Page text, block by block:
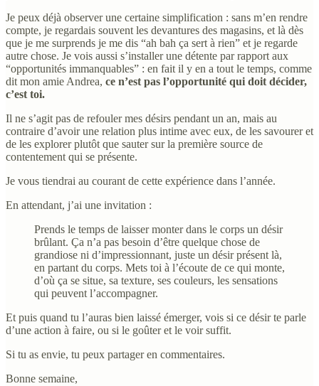
Je peux déjà observer une certaine simplification : sans m’en rendre
compte, je regardais souvent les devantures des magasins, et là dès
que je me surprends je me dis “ah bah ça sert à rien” et je regarde
autre chose. Je vois aussi s’installer une détente par rapport aux
“opportunités immanquables” : en fait il y en a tout le temps, comme
dit mon amie Andrea, ce n’est pas l’opportunité qui doit décider,
c’est toi.
Il ne s’agit pas de refouler mes désirs pendant un an, mais au
contraire d’avoir une relation plus intime avec eux, de les savourer et
de les explorer plutôt que sauter sur la première source de
contentement qui se présente.
Je vous tiendrai au courant de cette expérience dans l’année.
En attendant, j’ai une invitation :
Prends le temps de laisser monter dans le corps un désir
brûlant. Ça n’a pas besoin d’être quelque chose de
grandiose ni d’impressionnant, juste un désir présent là,
en partant du corps. Mets toi à l’écoute de ce qui monte,
d’où ça se situe, sa texture, ses couleurs, les sensations
qui peuvent l’accompagner.
Et puis quand tu l’auras bien laissé émerger, vois si ce désir te parle
d’une action à faire, ou si le goûter et le voir suffit.
Si tu as envie, tu peux partager en commentaires.
Bonne semaine,